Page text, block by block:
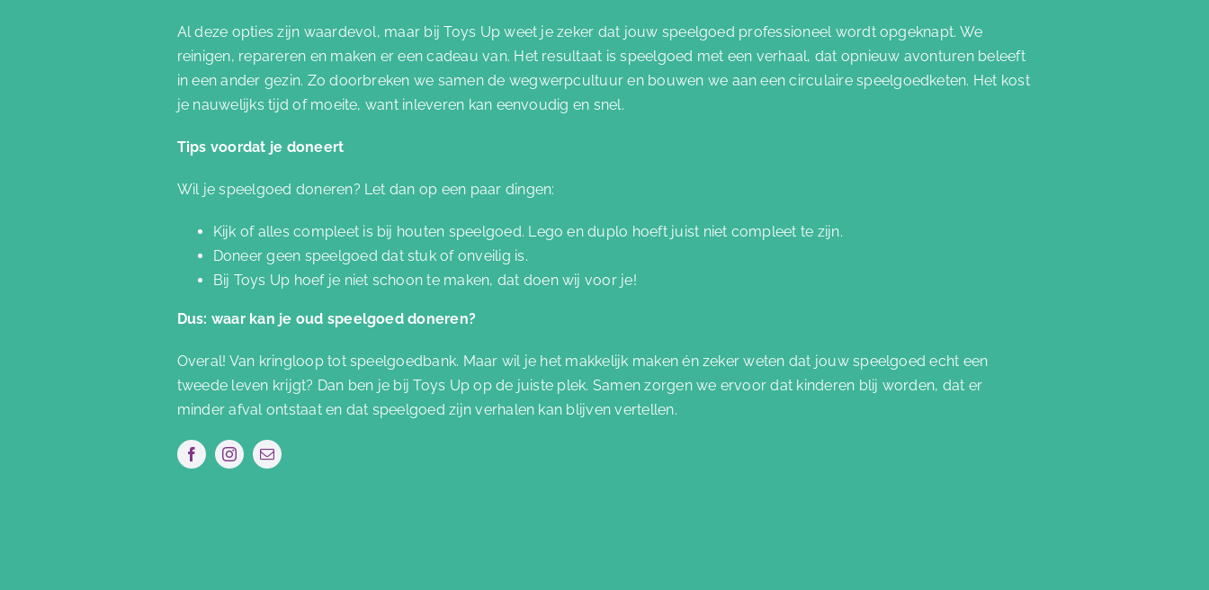
Al deze opties zijn waardevol, maar bij Toys Up weet je zeker dat jouw speelgoed professioneel wordt opgeknapt. We
reinigen, repareren en maken er een cadeau van. Het resultaat is speelgoed met een verhaal, dat opnieuw avonturen beleeft
in een ander gezin. Zo doorbreken we samen de wegwerpcultuur en bouwen we aan een circulaire speelgoedketen. Het kost
je nauwelijks tijd of moeite, want inleveren kan eenvoudig en snel.
Tips voordat je doneert
Wil je speelgoed doneren? Let dan op een paar dingen:
Kijk of alles compleet is bij houten speelgoed. Lego en duplo hoeft juist niet compleet te zijn.
Doneer geen speelgoed dat stuk of onveilig is.
Bij Toys Up hoef je niet schoon te maken, dat doen wij voor je!
Dus: waar kan je oud speelgoed doneren?
Overal! Van kringloop tot speelgoedbank. Maar wil je het makkelijk maken én zeker weten dat jouw speelgoed echt een
tweede leven krijgt? Dan ben je bij Toys Up op de juiste plek. Samen zorgen we ervoor dat kinderen blij worden, dat er
minder afval ontstaat en dat speelgoed zijn verhalen kan blijven vertellen.